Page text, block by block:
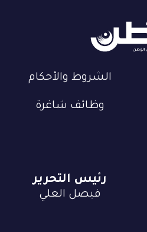
الشروط والأحكام
وظائف شاغرة
رئيس التحرير
فيصل العلي